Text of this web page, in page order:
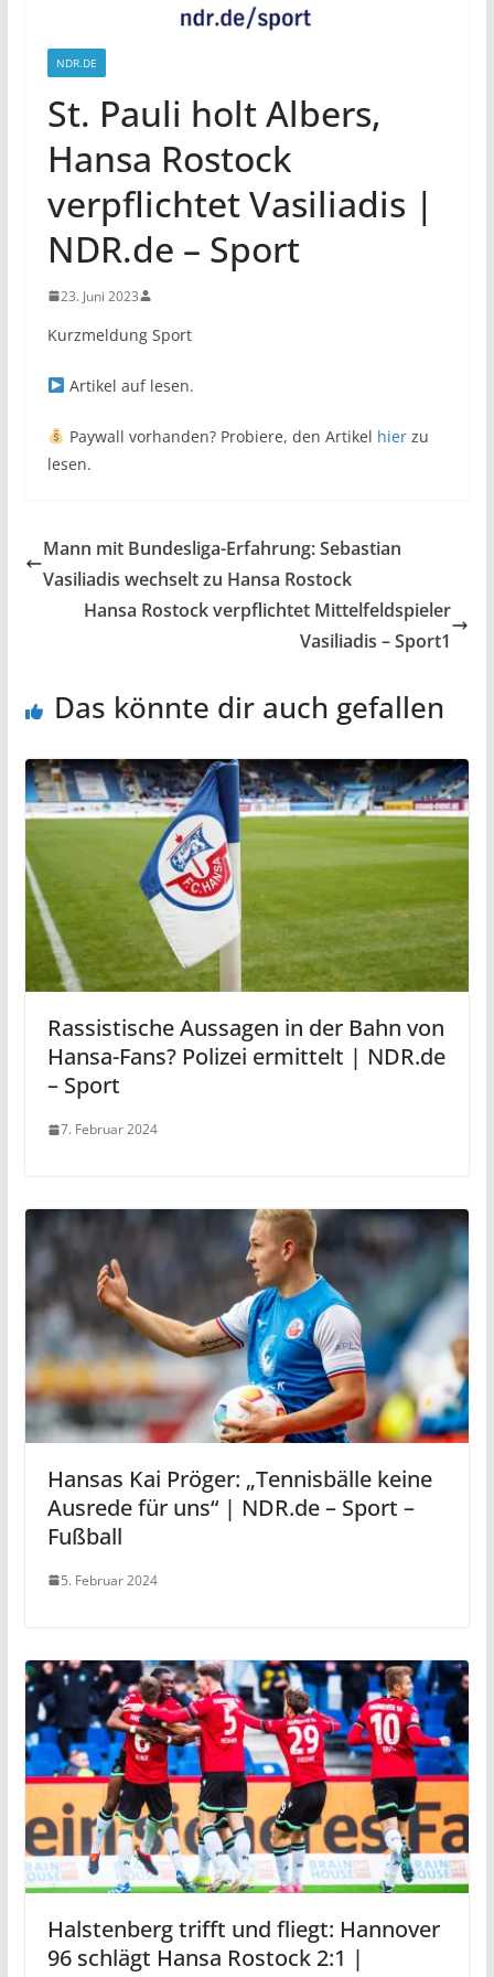
NDR.DE
St. Pauli holt Albers,
Hansa Rostock
verpflichtet Vasiliadis |
NDR.de – Sport
23. Juni 2023
Kurzmeldung Sport
Artikel auf lesen.
Paywall vorhanden? Probiere, den Artikel hierzu
lesen.
Mann mit Bundesliga-Erfahrung: Sebastian
Vasiliadis wechselt zu Hansa Rostock
Hansa Rostock verpflichtet Mittelfeldspieler
Vasiliadis – Sport1
Das könnte dir auch gefallen
Rassistische Aussagen in der Bahn von
Hansa-Fans? Polizei ermittelt | NDR.de
– Sport
7. Februar 2024
Hansas Kai Pröger: „Tennisbälle keine
Ausrede für uns“ | NDR.de – Sport –
Fußball
5. Februar 2024
Halstenberg trifft und fliegt: Hannover
96 schlägt Hansa Rostock 2:1 |